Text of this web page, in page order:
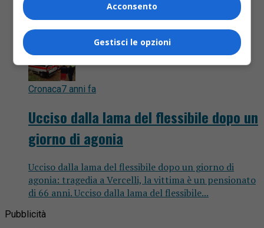
Cronaca7 anni fa
Ucciso dalla lama del flessibile dopo un
giorno di agonia
Ucciso dalla lama del flessibile dopo un giorno di
agonia: tragedia a Vercelli, la vittima è un pensionato
di 66 anni. Ucciso dalla lama del flessibile...
Pubblicità
Acconsento
Gestisci le opzioni